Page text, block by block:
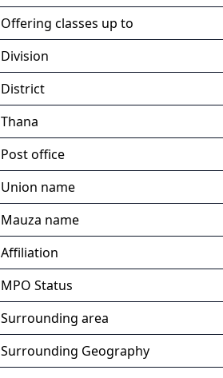
Offering classes up to
Division
District
Thana
Post office
Union name
Mauza name
Affiliation
MPO Status
Surrounding area
Surrounding Geography